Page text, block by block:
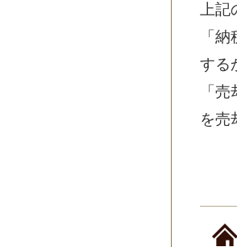
上記
「
する
「
を売